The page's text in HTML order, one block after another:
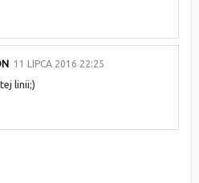
11 LIPCA 2016 22:25
linii;)